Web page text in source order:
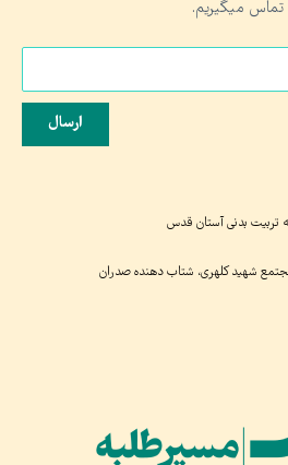
تماس میگیریم.
ارسال